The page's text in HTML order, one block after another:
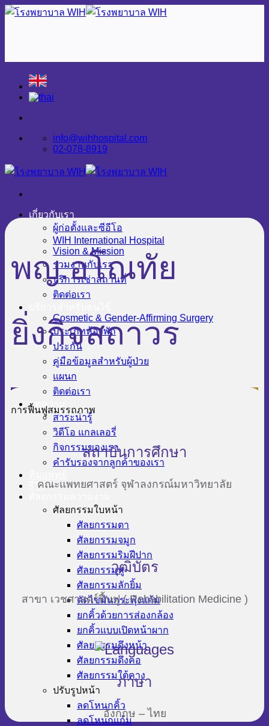
Skip
info@wihhospital.com
02-078-8919
เกี่ยวกับเรา
ผู้ก่อตั้งและซีอีโอ
WIH International Hospital
Vision & Mission
ร่วมงานกับเรา
บริการเช่าสถานที่
ติดต่อเรา
Cosmetic & Gender-Affirming Surgery
ประเภทห้องพัก
ประกัน
คู่มือข้อมูลสำหรับผู้ป่วย
แผนก
ติดต่อเรา
บทความ
สาระน่ารู้
วิดีโอ แกลเลอรี่
กิจกรรมของเรา
คำรับรองจากลูกค้าของเรา
รีวิว
ศัลยกรรมใบหน้า
ศัลยกรรมตา
ศัลยกรรมจมูก
ศัลยกรรมริมฝีปาก
ศัลยกรรมหู
ศัลยกรรมลักยิ้ม
ตัดไขมันกระพุ้งแก้ม
ยกคิ้วด้วยการส่องกล้อง
ยกคิ้วแบบเปิดหน้าผาก
ศัลยกรรมดึงหน้า
ศัลยกรรมดึงคอ
ศัลยกรรมใต้คาง
ปรับรูปหน้า
ลดโหนกคิ้ว
ลดโหนกแก้ม
พญ.อโณทัย
ยิ่งกิจสถาวร
การฟื้นฟูสมรรถภาพ
สถาบันการศึกษา
คณะแพทยศาสตร์ จุฬาลงกรณ์มหาวิทยาลัย
วุฒิบัตร
สาขา เวชศาสตร์ฟื้นฟู ( Rehabilitation Medicine )
ภาษา
อังกฤษ – ไทย